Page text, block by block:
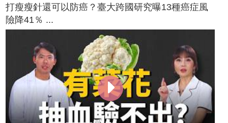
打瘦瘦針還可以防癌？臺大跨國研究曝13種癌症風
險降41％ ...